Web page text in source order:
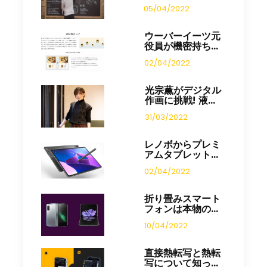
05/04/2022
ウーバーイーツ元
役員が機密持ち...
02/04/2022
光宗薫がデジタル
作画に挑戦! 液...
31/03/2022
レノボからプレミ
アムタブレット...
02/04/2022
折り畳みスマート
フォンは本物の...
10/04/2022
直接熱転写と熱転
写について知っ...